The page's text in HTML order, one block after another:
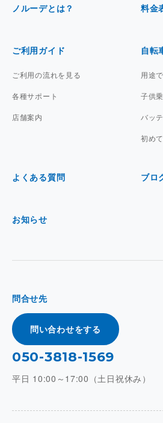
ノルーデとは？
料金
ご利用ガイド
ご利用の流れを見る
各種サポート
店舗案内
自転
用途
子供
バッ
初め
よくある質問 ブロ
お知らせ
問合せ先
問い合わせをする
050-3818-1569
平日 10:00～17:00（土日祝休み）